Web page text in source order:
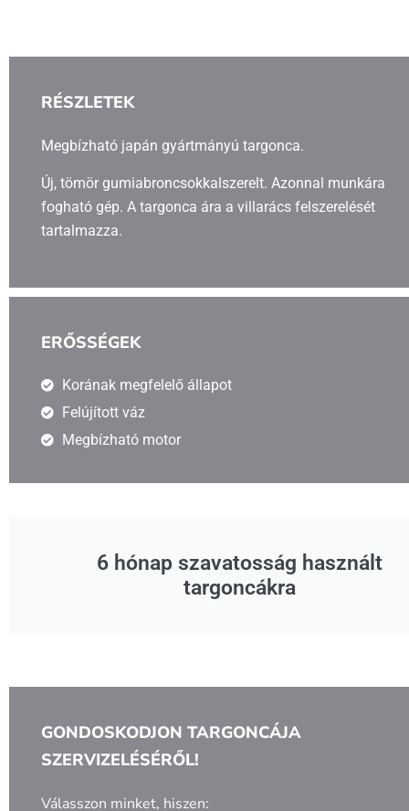
RÉSZLETEK
Megbízható japán gyártmányú targonca.
Új, tömör gumiabroncsokkalszerelt. Azonnal munkára
fogható gép. A targonca ára a villarács felszerelését
tartalmazza.
ERŐSSÉGEK
Korának megfelelő állapot
Felújított váz
Megbízható motor
6 hónap szavatosság használt
targoncákra
GONDOSKODJON TARGONCÁJA
SZERVIZELÉSÉRŐL!
Válasszon minket, hiszen: